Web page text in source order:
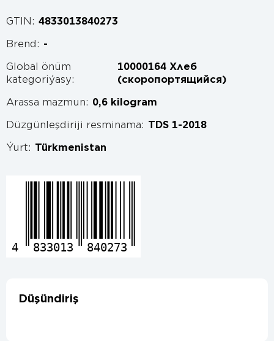
GTIN: 4833013840273
Brend: -
Global önüm
kategoriýasy:
10000164 Хлеб
(скоропортящийся)
Arassa mazmun: 0,6 kilogram
Düzgünleşdiriji resminama: TDS 1-2018
Ýurt: Türkmenistan
4 833013 840273
Düşündiriş